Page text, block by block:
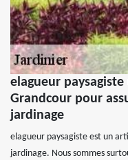
elagueur
Grandcour pour
jardinage
elagueur paysagiste est un
jardinage. Nous sommes